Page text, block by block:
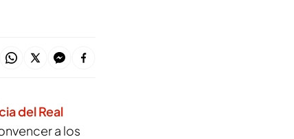
del Real
a los